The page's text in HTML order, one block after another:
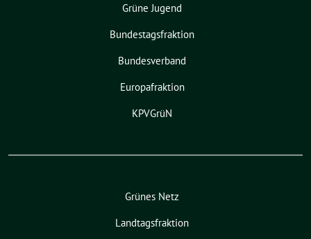
Grüne Jugend
Bundestagsfraktion
Bundesverband
Europafraktion
KPVGrüN
Grünes Netz
Landtagsfraktion